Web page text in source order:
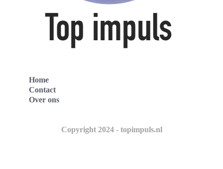
Home
Contact
Over ons
Copyright 2024 - topimpuls.nl